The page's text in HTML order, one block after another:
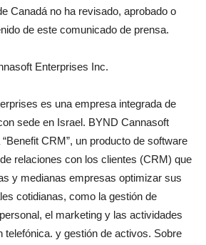
Canadá no ha revisado, aprobado o
de este comunicado de prensa.
Enterprises Inc.
es una empresa integrada de
sede en Israel. BYND Cannasoft
CRM”, un producto de software
relaciones con los clientes (CRM) que
y medianas empresas optimizar sus
cotidianas, como la gestión de
el marketing y las actividades
telefónica. y gestión de activos. Sobre